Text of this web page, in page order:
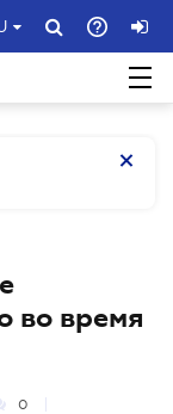
во время
0